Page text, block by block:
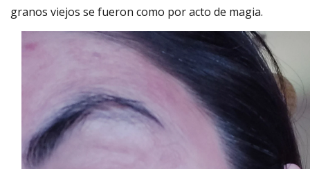
granos viejos se fueron como por acto de magia.